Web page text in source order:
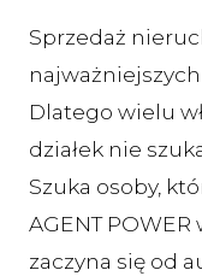
Sprzedaż
Dlatego wielu
działek nie
Szuka osoby,
AGENT
zaczyna się od